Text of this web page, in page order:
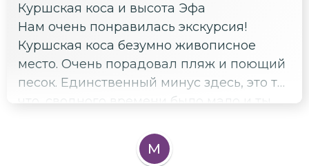
Куршская коса и высота Эфа
Нам очень понравилась экскурсия!
Куршская коса безумно живописное
место. Очень порадовал пляж и поющий
песок. Единственный минус здесь, это то
что, сводного времени было мало и ты
искупаться в Балтике и еще залезть на
высоту Эфа. 1 часа 45 минут прям
М